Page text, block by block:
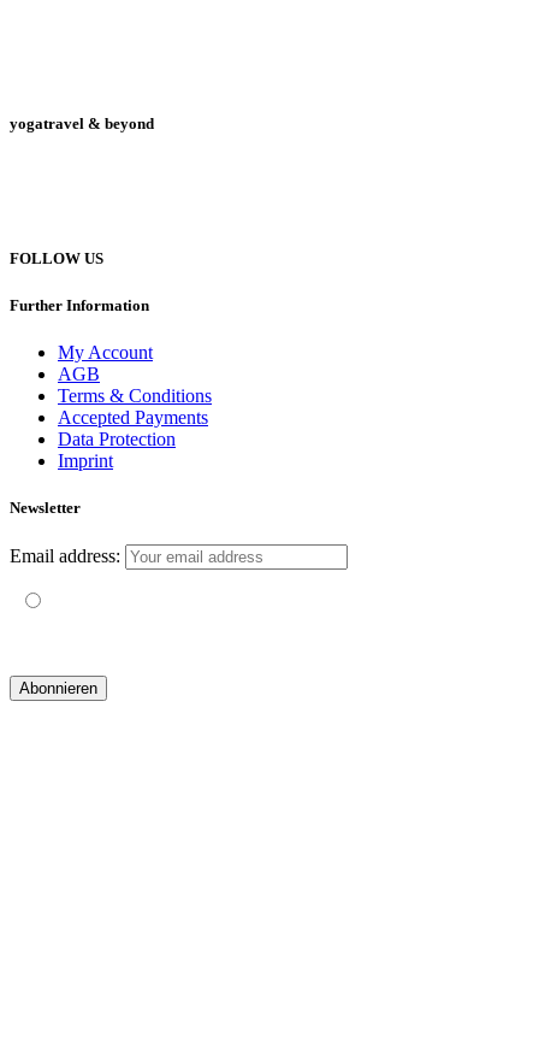
yogatravel & beyond
FOLLOW US
Further Information
My Account
AGB
Terms & Conditions
Accepted Payments
Data Protection
Imprint
Newsletter
Email address: